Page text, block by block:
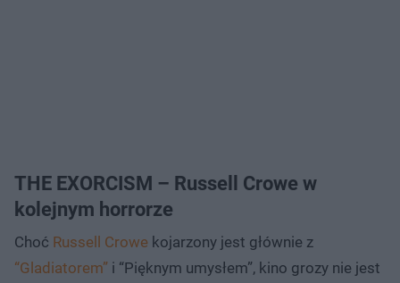
THE EXORCISM – Russell Crowe w
kolejnym horrorze
Choć Russell Crowe kojarzony jest głównie z
“Gladiatorem” i “Pięknym umysłem”, kino grozy nie jest